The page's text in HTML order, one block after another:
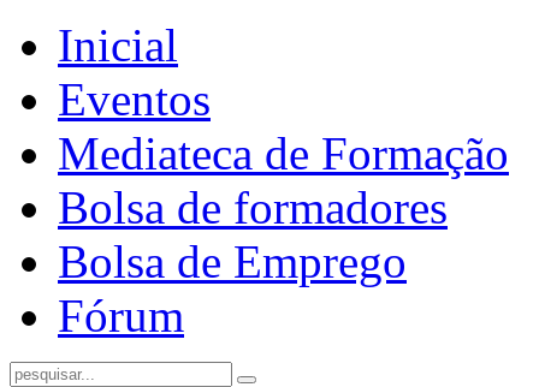
Inicial
Eventos
Mediateca de Formação
Bolsa de formadores
Bolsa de Emprego
Fórum